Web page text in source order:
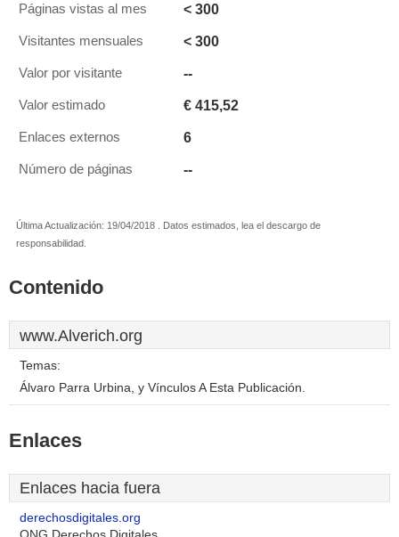
Páginas vistas al mes < 300
Visitantes mensuales < 300
Valor por visitante --
Valor estimado € 415,52
Enlaces externos 6
Número de páginas --
Última Actualización: 19/04/2018 . Datos estimados, lea el descargo de
responsabilidad.
Contenido
www.Alverich.org
Temas:
Álvaro Parra Urbina, y Vínculos A Esta Publicación.
Enlaces
Enlaces hacia fuera
derechosdigitales.org